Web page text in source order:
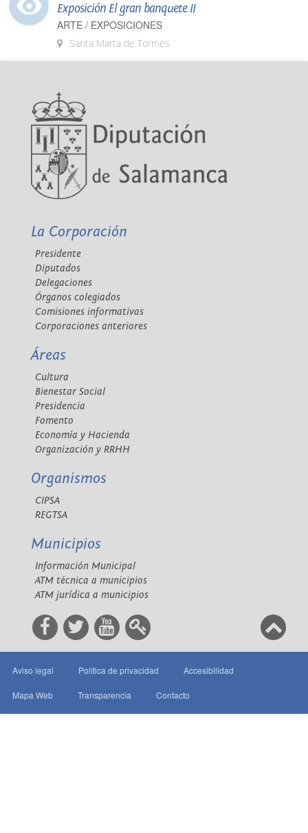
Exposición El gran banquete II
ARTE / EXPOSICIONES
Santa Marta de Tormes
La Corporación
Presidente
Diputados
Delegaciones
Órganos colegiados
Comisiones informativas
Corporaciones anteriores
Áreas
Cultura
Bienestar Social
Presidencia
Fomento
Economía y Hacienda
Organización y RRHH
Organismos
CIPSA
REGTSA
Municipios
Información Municipal
ATM técnica a municipios
ATM jurídica a municipios
Aviso legal Política de privacidad Accesibilidad
Mapa Web Transparencia Contacto